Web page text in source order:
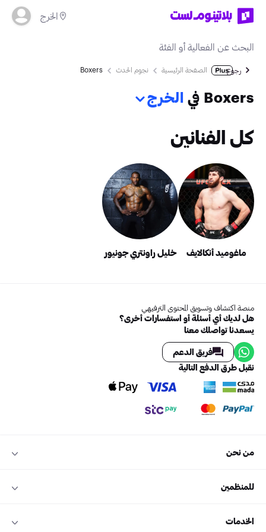
الخرج
رجوع الصفحة الرئيسية نجوم الحدث Boxers
Boxers في الخرج
كل الفنانين
ماغوميد أنكالايف خليل راونتري جونيور
منصة اكتشاف وتسويق المحتوى الترفيهي
هل لديك أي أسئلة أو استفسارات أخرى؟
يسعدنا تواصلك معنا
فريق الدعم
نقبل طرق الدفع التالية
من نحن
للمنظمين
الخدمات